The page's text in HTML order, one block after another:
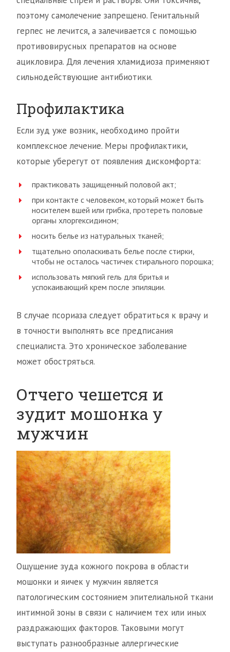
поэтому самолечение запрещено. Генитальный
герпес не лечится, а залечивается с помощью
противовирусных препаратов на основе
ацикловира. Для лечения хламидиоза применяют
сильнодействующие антибиотики.
Профилактика
Если зуд уже возник, необходимо пройти
комплексное лечение. Меры профилактики,
которые уберегут от появления дискомфорта:
практиковать защищенный половой акт;
при контакте с человеком, который может быть
носителем вшей или грибка, протереть половые
органы хлоргексидином;
носить белье из натуральных тканей;
тщательно ополаскивать белье после стирки,
чтобы не осталось частичек стирального порошка;
использовать мягкий гель для бритья и
успокаивающий крем после эпиляции.
В случае псориаза следует обратиться к врачу и
в точности выполнять все предписания
специалиста. Это хроническое заболевание
может обостряться.
Отчего чешется и
зудит мошонка у
мужчин
Ощущение зуда кожного покрова в области
мошонки и яичек у мужчин является
патологическим состоянием эпителиальной ткани
интимной зоны в связи с наличием тех или иных
раздражающих факторов. Таковыми могут
выступать разнообразные аллергические